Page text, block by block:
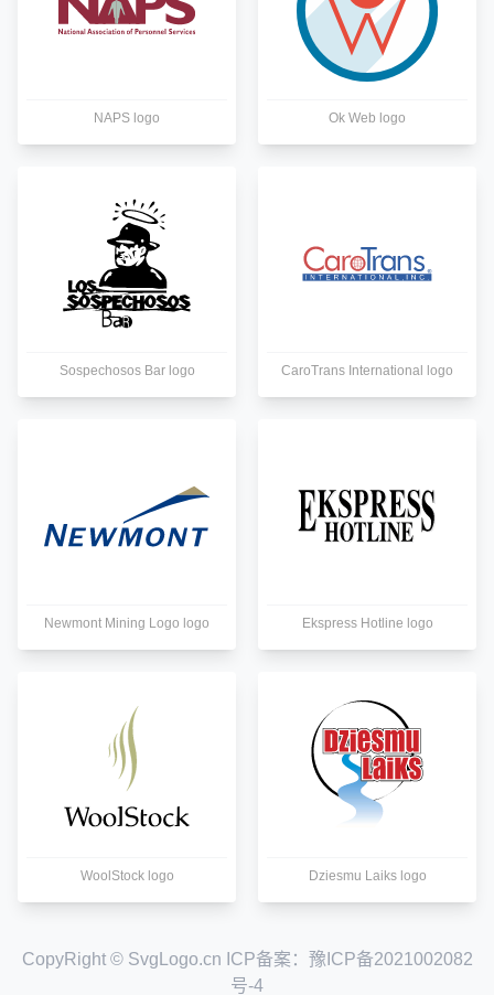
NAPS logo Ok Web logo
Sospechosos Bar logo CaroTrans International logo
Newmont Mining Logo logo Ekspress Hotline logo
WoolStock logo Dziesmu Laiks logo
CopyRight © SvgLogo.cn ICP备案： 豫ICP备2021002082
号-4